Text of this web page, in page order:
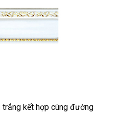
trắng kết hợp cùng đường